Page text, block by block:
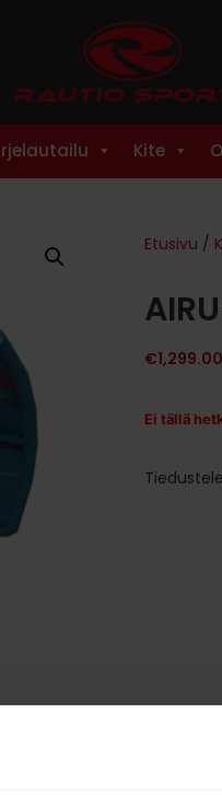
Kite
Etusivu /
€1,299.00
Ei tällä